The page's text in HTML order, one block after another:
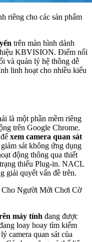
riêng cho các sản phẩm
trên màn hình dành
hiệu KBVISION. Điểm nổi
và quản lý hệ thông dễ
linh hoạt cho nhiều kiểu
là một phần mềm riêng
trên Google Chrome.
xem camera quan sát
sát không ứng dụng
động thông qua thiết
thiếu Plug-in. NACL
giải quyết vấn đề trên.
Người Mới Chơi Cờ
máy tính đang được
loay hoay tìm kiếm
camera quan sát của